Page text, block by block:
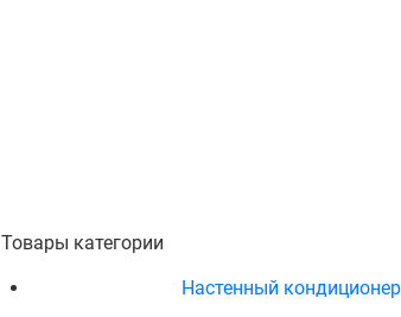
Товары категории
Настенный